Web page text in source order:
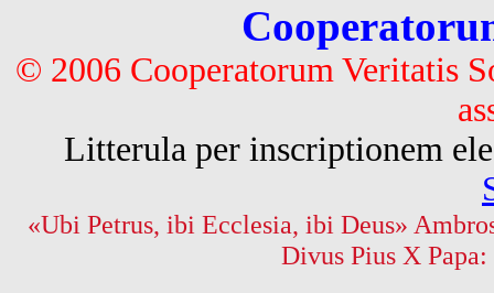
© 2006 Cooperatorum Veritatis
Litterula per inscriptionem
«Ubi Petrus, ibi Ecclesia, ibi Deus»
Divus Pius X Papa: